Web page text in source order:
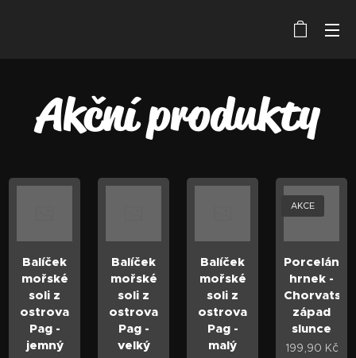
Akční produkty
Balíček
mořské
soli z
ostrova
Pag -
jemný
Balíček
mořské
soli z
ostrova
Pag -
velký
Balíček
mořské
soli z
ostrova
Pag -
malý
hrnek -
Chorvatsko
západ
slunce
AKCE
199,90 Kč